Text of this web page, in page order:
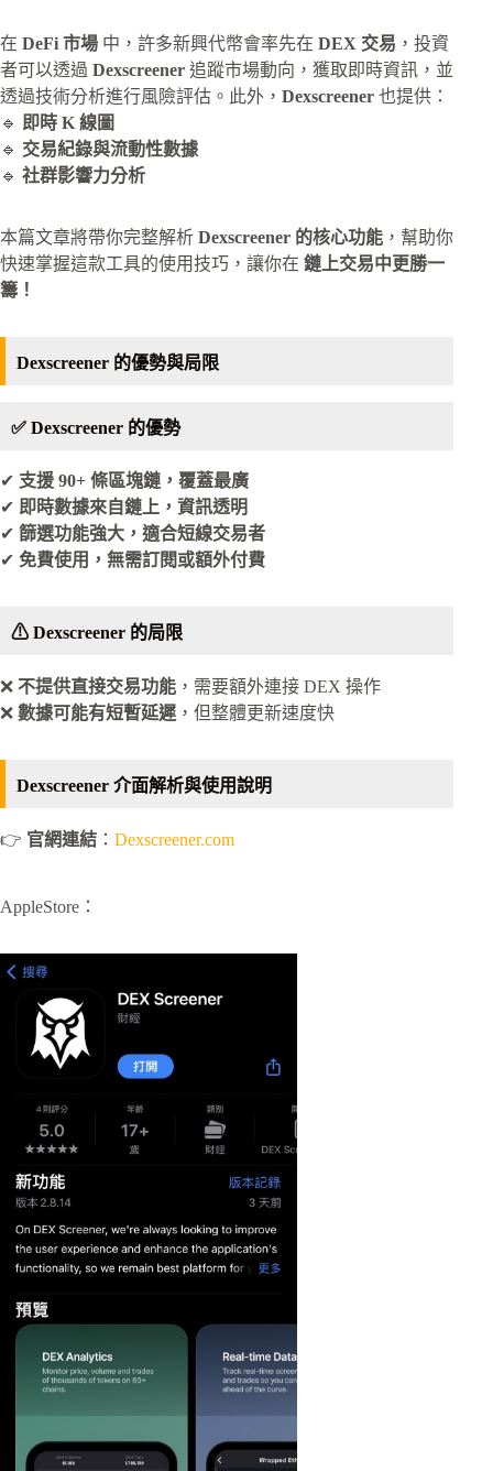
在 DeFi 市場 中，許多新興代幣會率先在 DEX 交易 ，投資
者可以透過 Dexscreener 追蹤市場動向，獲取即時資訊，並
透過技術分析進行風險評估。此外， Dexscreener 也提供：
🔹
即時 K 線圖
🔹 交易紀錄與流動性數據
🔹 社群影響力分析
本篇文章將帶你完整解析 Dexscreener 的核心功能 ，幫助你
快速掌握這款工具的使用技巧，讓你在 鏈上交易中更勝一
籌！
Dexscreener 的優勢與局限
✅ Dexscreener 的優勢
✔ 支援 90+ 條區塊鏈，覆蓋最廣
✔ 即時數據來自鏈上，資訊透明
✔ 篩選功能強大，適合短線交易者
✔ 免費使用，無需訂閱或額外付費
⚠ Dexscreener 的局限
❌ 不提供直接交易功能 ，需要額外連接 DEX 操作
❌ 數據可能有短暫延遲 ，但整體更新速度快
Dexscreener 介面解析與使用說明
👉 官網連結 ： Dexscreener.com
AppleStore：